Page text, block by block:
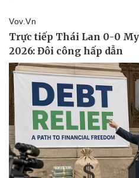
Doanh nghiệp
Thông tin doanh nghiệp
Doanh nghiệp 24h
Doanh nhân
Vì cộng đồng